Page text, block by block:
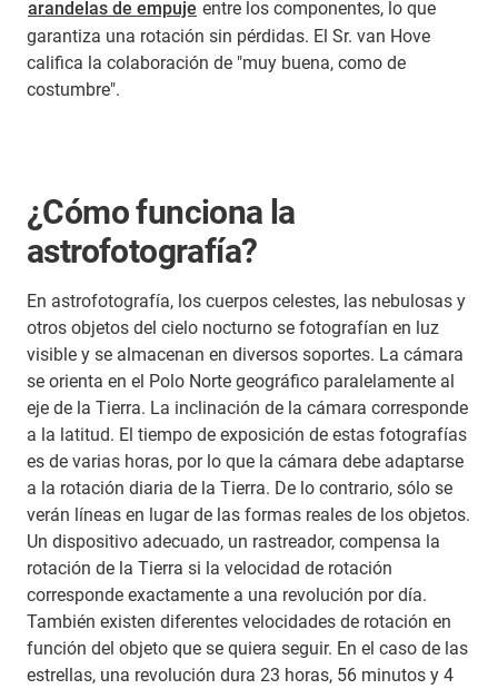
arandelas de empuje entre los componentes, lo que
garantiza una rotación sin pérdidas. El Sr. van Hove
califica la colaboración de "muy buena, como de
costumbre".
¿Cómo funciona la
astrofotografía?
En astrofotografía, los cuerpos celestes, las nebulosas y
otros objetos del cielo nocturno se fotografían en luz
visible y se almacenan en diversos soportes. La cámara
se orienta en el Polo Norte geográfico paralelamente al
eje de la Tierra. La inclinación de la cámara corresponde
a la latitud. El tiempo de exposición de estas fotografías
es de varias horas, por lo que la cámara debe adaptarse
a la rotación diaria de la Tierra. De lo contrario, sólo se
verán líneas en lugar de las formas reales de los objetos.
Un dispositivo adecuado, un rastreador, compensa la
rotación de la Tierra si la velocidad de rotación
corresponde exactamente a una revolución por día.
También existen diferentes velocidades de rotación en
función del objeto que se quiera seguir. En el caso de las
estrellas, una revolución dura 23 horas, 56 minutos y 4